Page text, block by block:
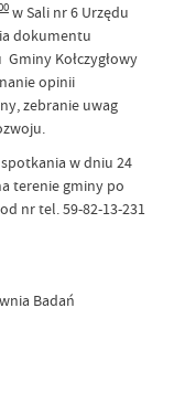
w Sali nr 6 Urzędu
dokumentu
Kołczygłowy
opinii
zebranie uwag
w dniu 24
terenie gminy po
nr tel. 59-82-13-231
Badań